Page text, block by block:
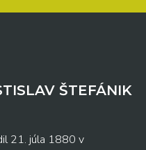
ŠTEFÁNIK
21. júla 1880 v